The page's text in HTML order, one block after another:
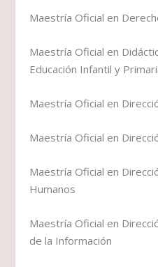
Maestría Oficial en
Maestría Oficial en
Educación Infantil y
Maestría Oficial en
Maestría Oficial en
Maestría Oficial en
Humanos
Maestría Oficial en
de la Información